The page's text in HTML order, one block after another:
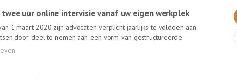
uur online intervisie vanaf uw eigen werkplek
1 maart 2020 zijn advocaten verplicht jaarlijks te voldoen aan
door deel te nemen aan een vorm van gestructureerde
intervisie. In de Online Intervisie van Lexlumen krijgt u van
gespreksleider én van collega's meer inzichten in uw praktijk.
Graaf, ervaren intervisie-gespreksleider (ervaren trainer bij de